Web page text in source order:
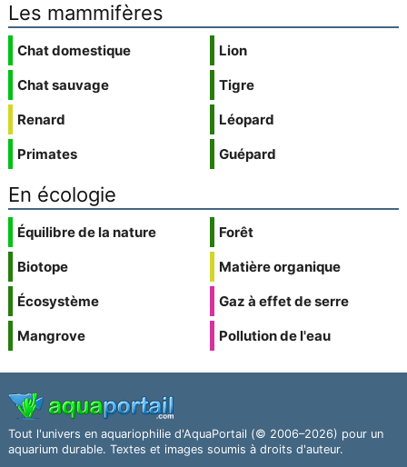
Les mammifères
Chat domestique
Chat sauvage
Renard
Primates
Lion
Tigre
Léopard
Guépard
En écologie
Équilibre de la nature
Biotope
Écosystème
Mangrove
Forêt
Matière organique
Gaz à effet de serre
Pollution de l'eau
Tout l'univers en aquariophilie d'AquaPortail (© 2006–2026) pour un
aquarium durable. Textes et images soumis à droits d'auteur.